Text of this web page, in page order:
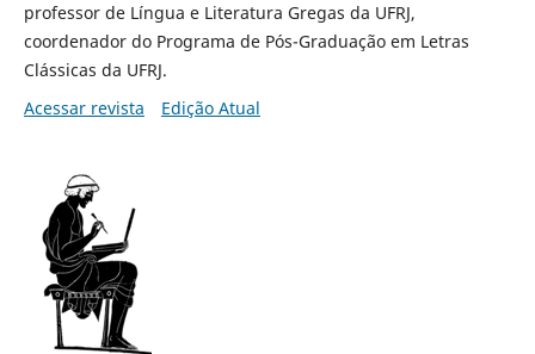
professor de Língua e Literatura Gregas da UFRJ,
coordenador do Programa de Pós-Graduação em Letras
Clássicas da UFRJ.
Acessar revista
Edição Atual